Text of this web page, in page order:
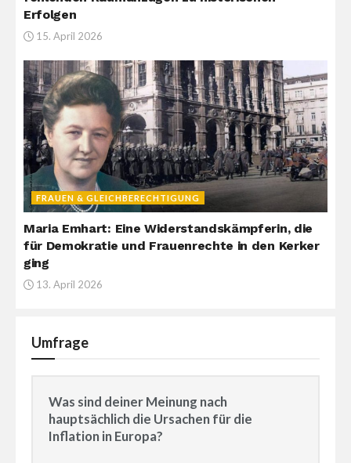
Erfolgen
15. April 2026
FRAUEN & GLEICHBERECHTIGUNG
Maria Emhart: Eine Widerstandskämpferin, die
für Demokratie und Frauenrechte in den Kerker
ging
13. April 2026
Umfrage
Was sind deiner Meinung nach
hauptsächlich die Ursachen für die
Inflation in Europa?